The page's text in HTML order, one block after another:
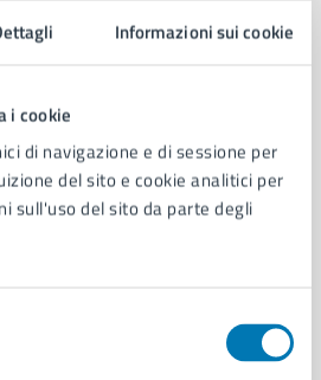
Informazioni sui cookie
i cookie
di navigazione e di sessione per
del sito e cookie analitici per
sull'uso del sito da parte degli